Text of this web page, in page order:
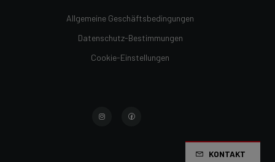
KONTAKT
Allgemeine Geschäftsbedingungen
Datenschutz-Bestimmungen
Cookie-Einstellungen